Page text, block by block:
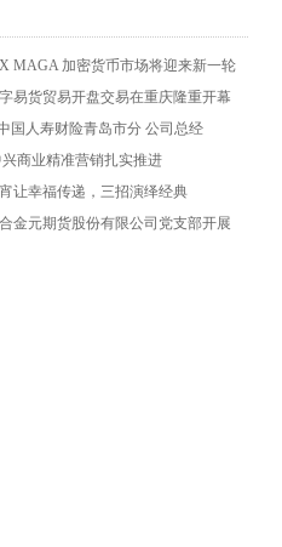
MAGA 加密货币市场将迎来新一轮
易货贸易开盘交易在重庆隆重开幕
国人寿财险青岛市分 公司总经
商业精准营销扎实推进
让幸福传递，三招演绎经典
金元期货股份有限公司党支部开展